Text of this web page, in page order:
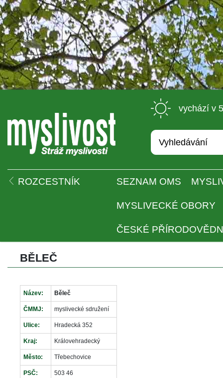
vychází v
ROZCESTNÍK SEZNAM OMS
MYSLIVECKÉ OBORY
ČESKÉ
BĚLEČ
Název: Běleč
ČMMJ: myslivecké sdružení
Ulice: Hradecká 352
Kraj: Královehradecký
Město: Třebechovice
PSČ: 503 46